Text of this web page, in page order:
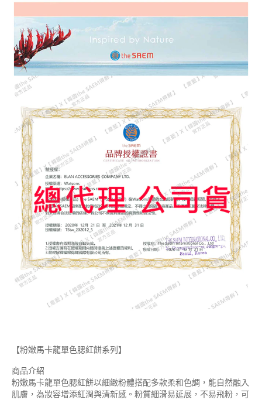
【粉嫩馬卡龍單色腮紅餅系列】
商品介紹
粉嫩馬卡龍單色腮紅餅以細緻粉體搭配多款柔和色調，能自然融入
肌膚，為妝容增添紅潤與清新感。粉質細滑易延展，不易飛粉，可